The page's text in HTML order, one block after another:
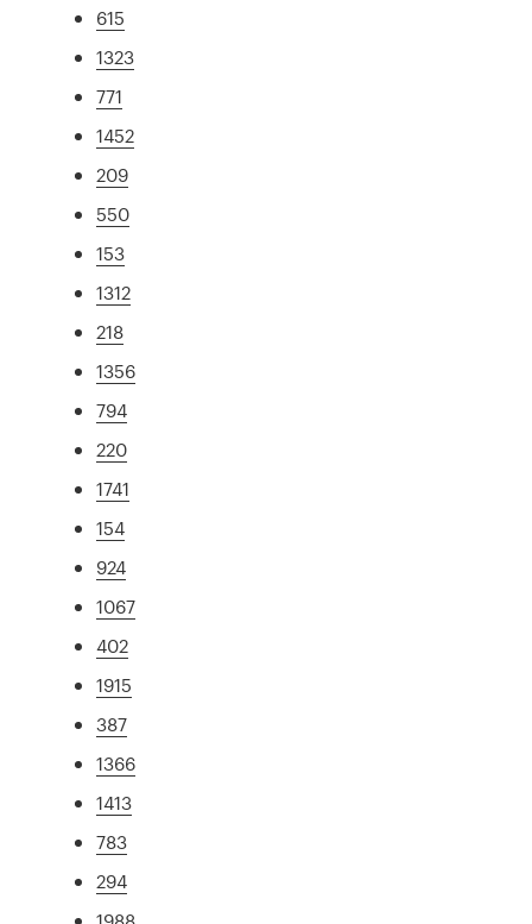
615
1323
771
1452
209
550
153
1312
218
1356
794
220
1741
154
924
1067
402
1915
387
1366
1413
783
294